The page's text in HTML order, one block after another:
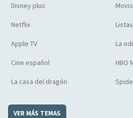
Disney plus
Netflix Listas
Apple TV La
Cine español HBO
La casa del dragón
VER MÁS TEMAS